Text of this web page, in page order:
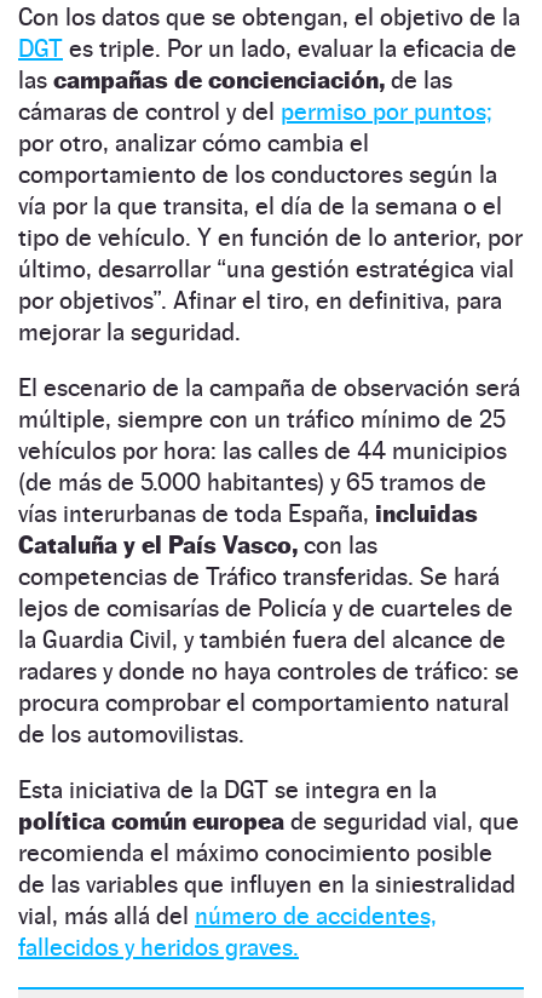
Con los datos que se obtengan, el objetivo de la
DGT es triple. Por un lado, evaluar la eficacia de
las campañas de concienciación, de las
cámaras de control y del permiso por puntos;
por otro, analizar cómo cambia el
comportamiento de los conductores según la
vía por la que transita, el día de la semana o el
tipo de vehículo. Y en función de lo anterior, por
último, desarrollar “una gestión estratégica vial
por objetivos”. Afinar el tiro, en definitiva, para
mejorar la seguridad.
El escenario de la campaña de observación será
múltiple, siempre con un tráfico mínimo de 25
vehículos por hora: las calles de 44 municipios
(de más de 5.000 habitantes) y 65 tramos de
vías interurbanas de toda España, incluidas
Cataluña y el País Vasco, con las
competencias de Tráfico transferidas. Se hará
lejos de comisarías de Policía y de cuarteles de
la Guardia Civil, y también fuera del alcance de
radares y donde no haya controles de tráfico: se
procura comprobar el comportamiento natural
de los automovilistas.
Esta iniciativa de la DGT se integra en la
política común europea de seguridad vial, que
recomienda el máximo conocimiento posible
de las variables que influyen en la siniestralidad
vial, más allá del número de accidentes,
fallecidos y heridos graves.